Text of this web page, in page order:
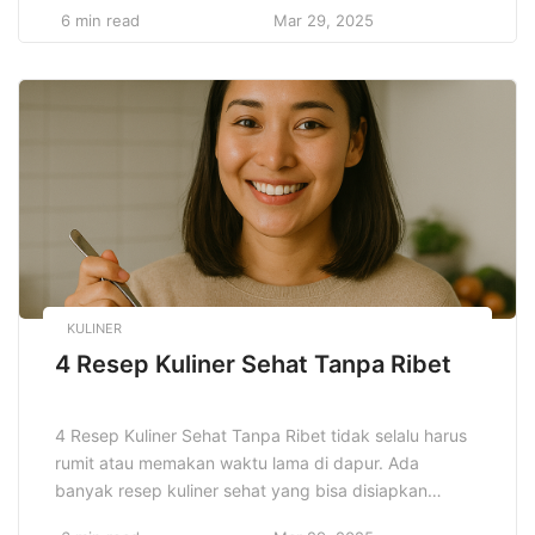
membutuhkan perhatian lebih dalam hal perawatan
pertama yang perlu dilakukan adalah rutin mengganti
oli mesin. Oli berfungsi untuk melumasi mesin dan
6 min read Mar 29, 2025
KULINER
4 Resep Kuliner Sehat Tanpa Ribet
4 Resep Kuliner Sehat Tanpa Ribet tidak selalu harus
rumit atau memakan waktu lama di dapur. Ada
banyak resep kuliner sehat yang bisa disiapkan